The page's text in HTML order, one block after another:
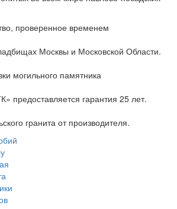
проверенное временем
Москвы и Московской Области.
могильного памятника
предоставляется гарантия 25 лет.
гранита от производителя.